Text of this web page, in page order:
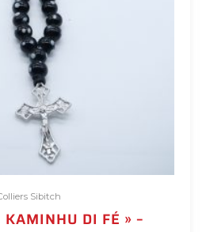
Sibitch
KAMINHU DI FÉ » –